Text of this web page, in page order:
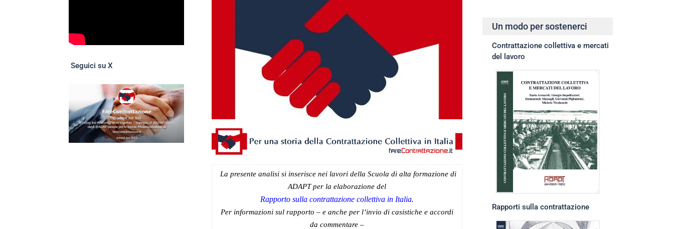
La presente analisi si inserisce nei lavori della Scuola di alta formazione di
ADAPT per la elaborazione del
Rapporto sulla contrattazione collettiva in Italia.
Per informazioni sul rapporto – e anche per l’invio di casistiche e accordi
da commentare –
Seguici su X
Un modo per sostenerci
Contrattazione collettiva e mercati
del lavoro
Rapporti sulla contrattazione